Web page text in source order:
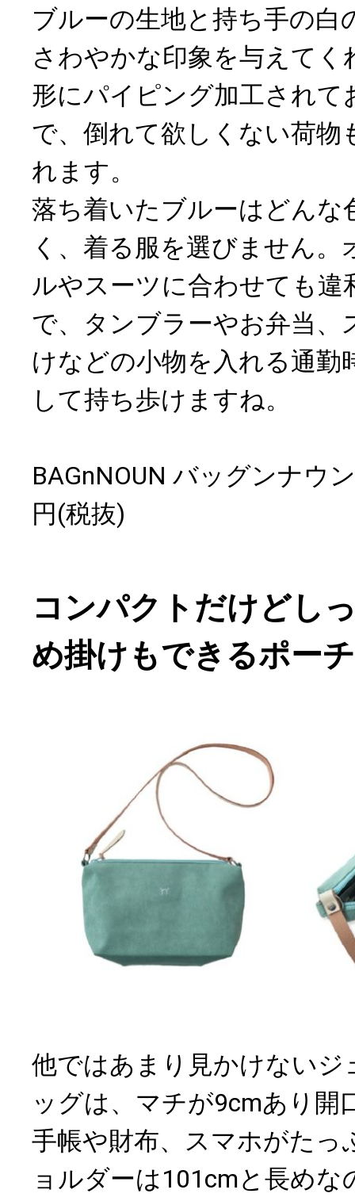
ブルーの生地と持ち手の白
さわやかな印象を与えてく
形にパイピング加工されて
で、倒れて欲しくない荷物
れます。
落ち着いたブルーはどんな
く、着る服を選びません
ルやスーツに合わせても違
で、タンブラーやお弁当、
けなどの小物を入れる通勤
して持ち歩けますね。
BAGnNOUN バッグンナ
円(税抜)
コンパクトだけどし
め掛けもできるポーチ
他ではあまり見かけないジ
ッグは、マチが9cmあり開
手帳や財布、スマホがたっ
ョルダーは101cmと長め